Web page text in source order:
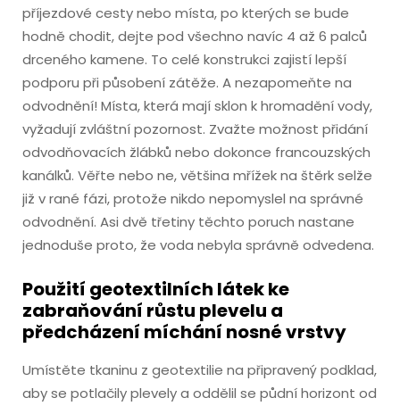
příjezdové cesty nebo místa, po kterých se bude
hodně chodit, dejte pod všechno navíc 4 až 6 palců
drceného kamene. To celé konstrukci zajistí lepší
podporu při působení zátěže. A nezapomeňte na
odvodnění! Místa, která mají sklon k hromadění vody,
vyžadují zvláštní pozornost. Zvažte možnost přidání
odvodňovacích žlábků nebo dokonce francouzských
kanálků. Věřte nebo ne, většina mřížek na štěrk selže
již v rané fázi, protože nikdo nepomyslel na správné
odvodnění. Asi dvě třetiny těchto poruch nastane
jednoduše proto, že voda nebyla správně odvedena.
Použití geotextilních látek ke
zabraňování růstu plevelu a
předcházení míchání nosné vrstvy
Umístěte tkaninu z geotextilie na připravený podklad,
aby se potlačily plevely a oddělil se půdní horizont od